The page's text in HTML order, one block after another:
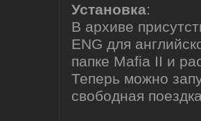
Установка:
В архиве
ENG для
папке Mafia II и
Теперь можно
свободная